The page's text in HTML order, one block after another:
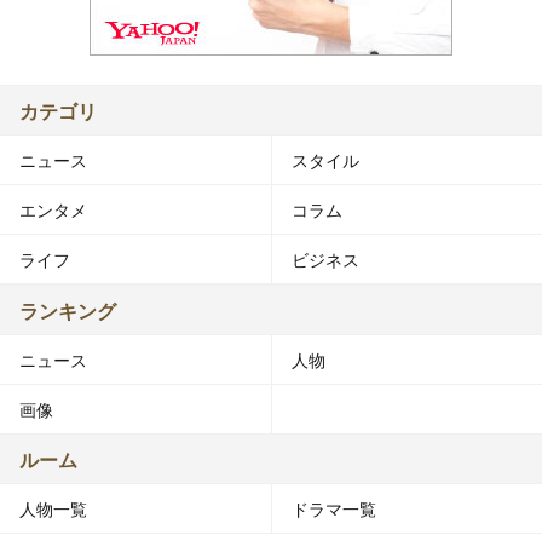
カテゴリ
ニュース スタイル
エンタメ コラム
ライフ ビジネス
ランキング
ニュース 人物
画像
ルーム
人物一覧 ドラマ一覧